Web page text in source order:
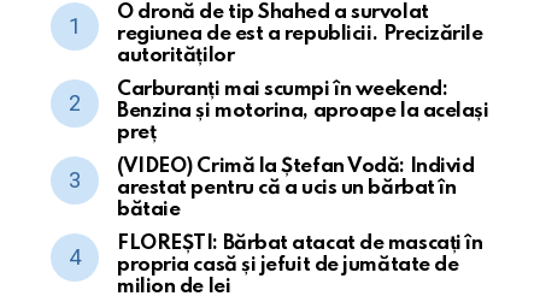
O dronă de tip Shahed a survolat
regiunea de est a republicii. Precizările
autorităților
Carburanți mai scumpi în weekend:
Benzina și motorina, aproape la același
preț
(VIDEO) Crimă la Ștefan Vodă: Individ
arestat pentru că a ucis un bărbat în
bătaie
FLOREȘTI: Bărbat atacat de mascați în
propria casă și jefuit de jumătate de
milion de lei